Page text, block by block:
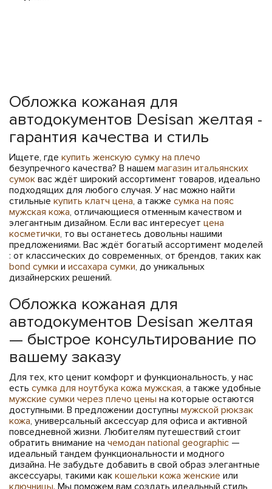
Обложка кожаная для
автодокументов Desisan желтая -
гарантия качества и стиль
Ищете, где купить женскую сумку на плечо
безупречного качества? В нашем магазин итальянских
сумок вас ждёт широкий ассортимент товаров, идеально
подходящих для любого случая. У нас можно найти
стильные купить клатч цена, а также сумка на пояс
мужская кожа, отличающиеся отменным качеством и
элегантным дизайном. Если вас интересует цена
косметички, то вы останетесь довольны нашими
предложениями. Вас ждёт богатый ассортимент моделей
: от классических до современных, от брендов, таких как
bond сумки и иссахара сумки, до уникальных
дизайнерских решений.
Обложка кожаная для
автодокументов Desisan желтая
— быстрое консультирование по
вашему заказу
Для тех, кто ценит комфорт и функциональность, у нас
есть сумка для ноутбука кожа мужская, а также удобные
мужские сумки через плечо цены на которые остаются
доступными. В предложении доступны мужской рюкзак
кожа, универсальный аксессуар для офиса и активной
повседневной жизни. Любителям путешествий стоит
обратить внимание на чемодан national geographic —
идеальный тандем функциональности и модного
дизайна. Не забудьте добавить в свой образ элегантные
аксессуары, такими как кошельки кожа женские или
ключницы. Мы поможем вам создать идеальный стиль,